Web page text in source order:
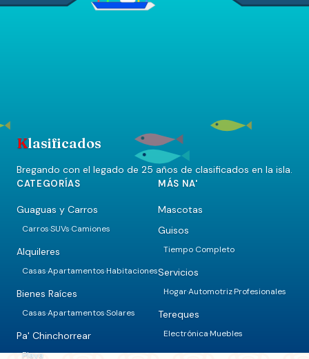
Klasificados
Bregando con el legado de 25 años de clasificados en la isla.
CATEGORÍAS
Guaguas y Carros
Carros·SUVs·Camiones
Alquileres
Casas·Apartamentos·Habitaciones
Bienes Raíces
Casas·Apartamentos·Solares
Pa' Chinchorrear
Playa
MÁS NA'
Mascotas
Guisos
Tiempo Completo
Servicios
Hogar·Automotriz·Profesionales
Tereques
Electrónica·Muebles